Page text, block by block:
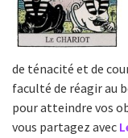
de ténacité et de
faculté de réagir au
pour atteindre vos
vous partagez avec